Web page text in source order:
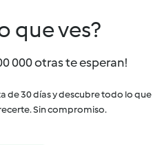
que ves?
000 otras te esperan!
de 30 días y descubre todo lo que
Sin compromiso.